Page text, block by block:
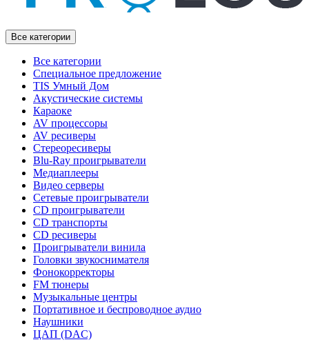
Все категории
Все категории
Специальное предложение
TIS Умный Дом
Акустические системы
Караоке
AV процессоры
AV ресиверы
Стереоресиверы
Blu-Ray проигрыватели
Медиаплееры
Видео серверы
Сетевые проигрыватели
CD проигрыватели
CD транспорты
CD ресиверы
Проигрыватели винила
Головки звукоснимателя
Фонокорректоры
FM тюнеры
Музыкальные центры
Портативное и беспроводное аудио
Наушники
ЦАП (DAC)